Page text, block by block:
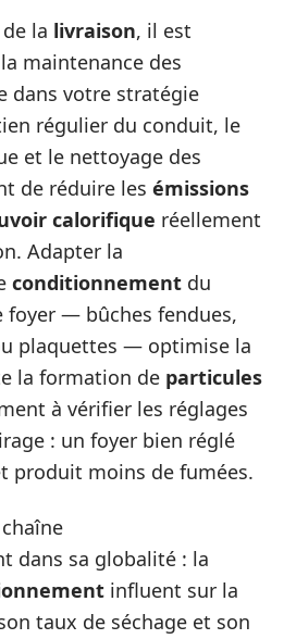
la livraison, il est
maintenance des
dans votre stratégie
régulier du conduit, le
et le nettoyage des
de réduire les émissions
calorifique réellement
Adapter la
conditionnement du
foyer — bûches fendues,
plaquettes — optimise la
la formation de particules
à vérifier les réglages
: un foyer bien réglé
produit moins de fumées.
dans sa globalité : la
influent sur la
taux de séchage et son